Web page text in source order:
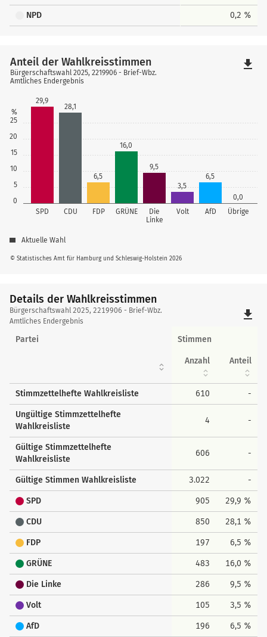
NPD 0,2 %
0
5
10
15
20
25
%
SPD CDU FDP GRÜNE
Die
Linke
Volt AfD Übrige
29,9
28,1
6,5
16,0
9,5
3,5
6,5
0,0
© Statistisches Amt für Hamburg und Schleswig-Holstein 2026
Anteil der Wahlkreisstimmen
Bürgerschaftswahl 2025, 2219906 - Brief-Wbz.
Amtliches Endergebnis
Aktuelle Wahl
file_download
Details der Wahlkreisstimmen
Details
der
Wahlkreisstimmen
Bürgerschaftswahl 2025, 2219906 - Brief-Wbz.
Amtliches Endergebnis
file_download
Partei Stimmen
Anzahl Anteil
Stimmzettelhefte Wahlkreisliste 610 -
Ungültige Stimmzettelhefte
Wahlkreisliste
4 -
Gültige Stimmzettelhefte
Wahlkreisliste
606 -
Gültige Stimmen Wahlkreisliste 3.022 -
SPD 905 29,9 %
CDU 850 28,1 %
FDP 197 6,5 %
GRÜNE 483 16,0 %
Die Linke 286 9,5 %
Volt 105 3,5 %
AfD 196 6,5 %